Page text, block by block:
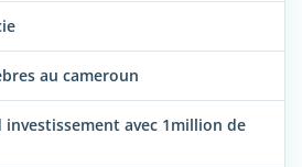
au cameroun
investissement avec 1million de